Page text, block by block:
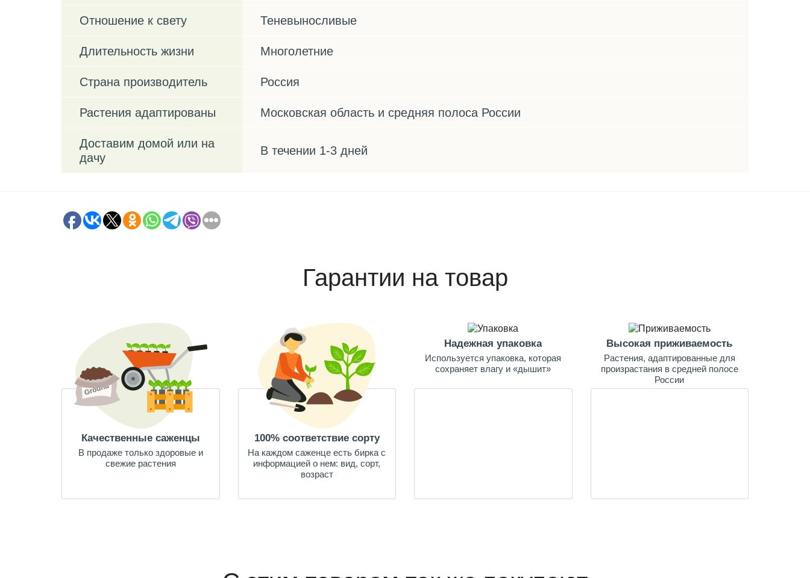
Отношение к свету Теневыносливые
Длительность жизни Многолетние
Страна производитель Россия
Растения адаптированы Московская область и средняя полоса России
Доставим домой или на
дачу
В течении 1-3 дней
Гарантии на товар
Качественные саженцы
В продаже только здоровые и
свежие растения
100% соответствие сорту
На каждом саженце есть бирка с
информацией о нем: вид, сорт,
возраст
Надежная упаковка
Используется упаковка, которая
сохраняет влагу и «дышит»
Высокая приживаемость
Растения, адаптированные для
произрастания в средней полосе
России